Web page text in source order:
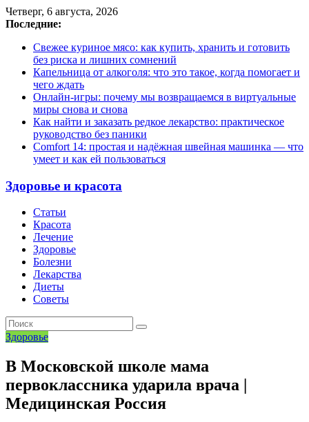
Четверг, 6 августа, 2026
Последние:
Свежее куриное мясо: как купить, хранить и готовить
без риска и лишних сомнений
Капельница от алкоголя: что это такое, когда помогает и
чего ждать
Онлайн-игры: почему мы возвращаемся в виртуальные
миры снова и снова
Как найти и заказать редкое лекарство: практическое
руководство без паники
Comfort 14: простая и надёжная швейная машинка — что
умеет и как ей пользоваться
Здоровье и красота
Статьи
Красота
Лечение
Здоровье
Болезни
Лекарства
Диеты
Советы
Здоровье
В Московской школе мама
первоклассника ударила врача |
Медицинская Россия